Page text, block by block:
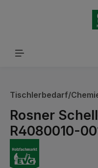
Tischlerbedarf/
Rosner
R4080010-